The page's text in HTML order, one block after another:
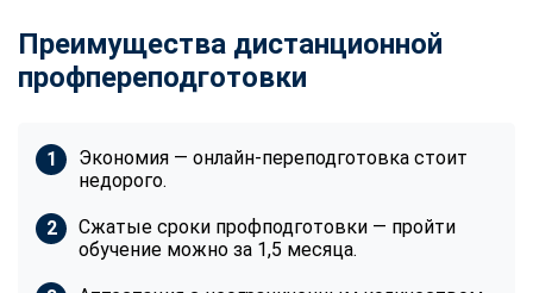
Преимущества дистанционной
профпереподготовки
Экономия — онлайн-переподготовка стоит
недорого.
Сжатые сроки профподготовки — пройти
обучение можно за 1,5 месяца.